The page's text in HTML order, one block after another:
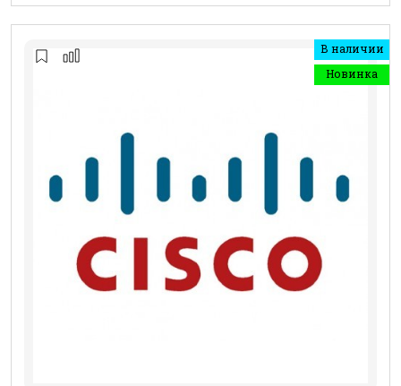
В наличии
Новинка